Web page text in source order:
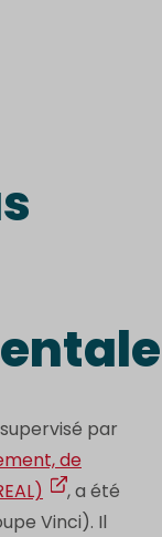
par
de
, a été
Vinci). Il